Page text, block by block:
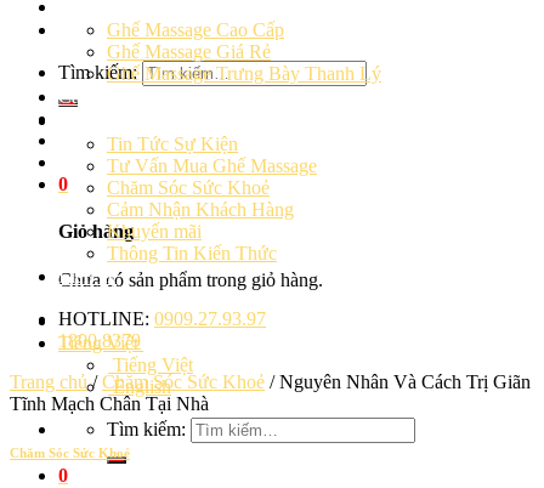
Tìm kiếm:
0
Giỏ hàng
Chưa có sản phẩm trong giỏ hàng.
Tiếng Việt
Tiếng Việt
English
Tìm kiếm:
0
Ghế Massage Cao Cấp
Ghế Massage Giá Rẻ
Ghế Massage Trưng Bày Thanh Lý
Cảm Nhận Khách Hàng
Tin Tức Sự Kiện
Tư Vấn Mua Ghế Massage
Chăm Sóc Sức Khoẻ
Cảm Nhận Khách Hàng
Khuyến mãi
Thông Tin Kiến Thức
Liên hệ
HOTLINE: 0909.27.93.97
1800.8379
Trang chủ / Chăm Sóc Sức Khoẻ /Nguyên Nhân Và Cách Trị Giãn
Tĩnh Mạch Chân Tại Nhà
Chăm Sóc Sức Khoẻ